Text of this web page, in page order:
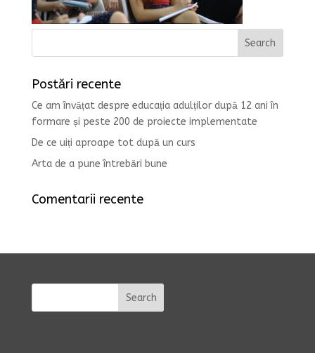
Postări recente
Ce am învățat despre educația adulților după 12 ani în
formare și peste 200 de proiecte implementate
De ce uiți aproape tot după un curs
Arta de a pune întrebări bune
Comentarii recente